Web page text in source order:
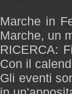
Marche in
Marche, un
RICERCA:
Con il
Gli eventi